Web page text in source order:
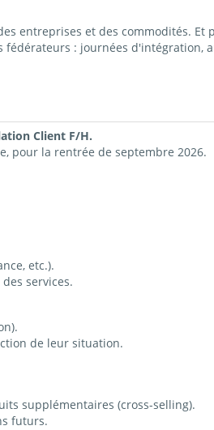
entreprises et des commodités. Et
: journées d'intégration,
Client F/H.
, pour la rentrée de septembre 2026.
etc.).
services.
de leur situation.
supplémentaires (cross-selling).
futurs.